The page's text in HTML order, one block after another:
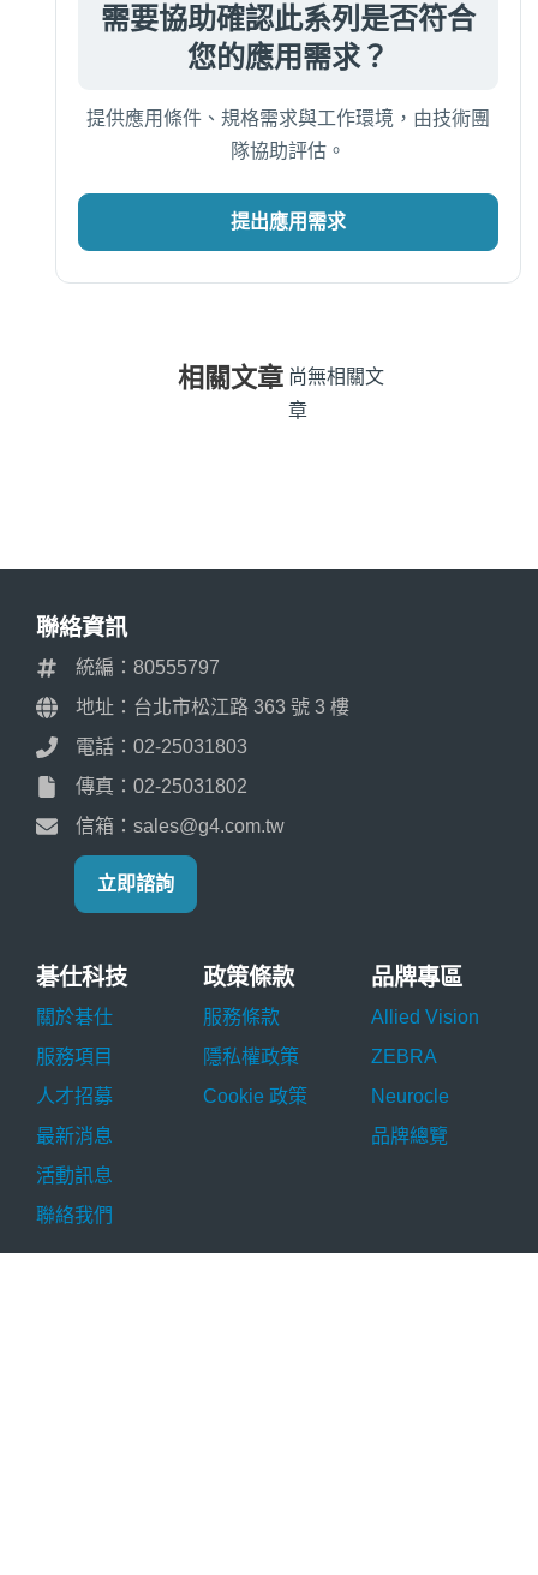
需要協助確認此系列是否符合
您的應用需求？
提供應用條件、規格需求與工作環境，由技術團
隊協助評估。
提出應用需求
相關文章 尚無相關文
章
聯絡資訊
統編：80555797
地址：台北市松江路 363 號 3 樓
電話：02-25031803
傳真：02-25031802
信箱：sales@g4.com.tw
立即諮詢
碁仕科技
關於碁仕
服務項目
人才招募
最新消息
活動訊息
聯絡我們
政策條款
服務條款
隱私權政策
Cookie 政策
品牌專區
Allied Vision
ZEBRA
Neurocle
品牌總覽